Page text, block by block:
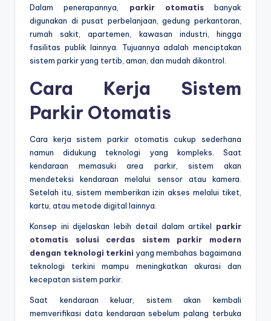
Dalam penerapannya, parkir otomatisbanyak
digunakan di pusat perbelanjaan, gedung perkantoran,
rumah sakit, apartemen, kawasan industri, hingga
fasilitas publik lainnya. Tujuannya adalah menciptakan
sistem parkir yang tertib, aman, dan mudah dikontrol.
Cara Kerja Sistem
Parkir Otomatis
Cara kerja sistem parkir otomatis cukup sederhana
namun didukung teknologi yang kompleks. Saat
kendaraan memasuki area parkir, sistem akan
mendeteksi kendaraan melalui sensor atau kamera.
Setelah itu, sistem memberikan izin akses melalui tiket,
kartu, atau metode digital lainnya.
Konsep ini dijelaskan lebih detail dalam artikel parkir
otomatis solusi cerdas sistem parkir modern
dengan teknologi terkini yang membahas bagaimana
teknologi terkini mampu meningkatkan akurasi dan
kecepatan sistem parkir.
Saat kendaraan keluar, sistem akan kembali
memverifikasi data kendaraan sebelum palang terbuka